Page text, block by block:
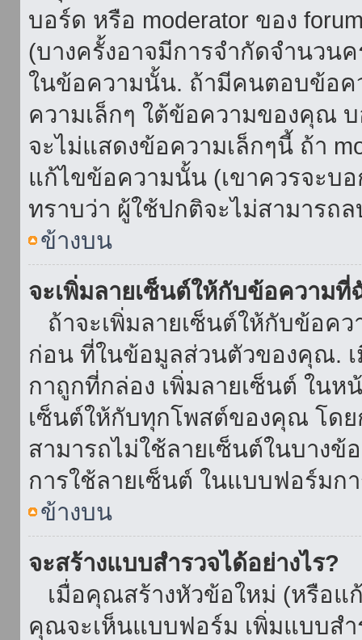
บอร์ด หรือ moderator ของ
(บางครั้งอาจมีการจำกัดจำนวน
ในข้อความนั้น. ถ้ามีคนตอบข้อ
ความเล็กๆ ใต้ข้อความของคุณ
จะไม่แสดงข้อความเล็กๆนี้ ถ้า
แก้ไขข้อความนั้น (เขาควรจะบ
ทราบว่า ผู้ใช้ปกติจะไม่สามารถ
ข้างบน
จะเพิ่มลายเซ็นต์ให้กับข้อความที่
ถ้าจะเพิ่มลายเซ็นต์ให้กับข้อค
ก่อน ที่ในข้อมูลส่วนตัวของคุณ.
กาถูกที่กล่อง เพิ่มลายเซ็นต์ ใน
เซ็นต์ให้กับทุกโพสต์ของคุณ โด
สามารถไม่ใช้ลายเซ็นต์ในบางข้
การใช้ลายเซ็นต์ ในแบบฟอร์มก
ข้างบน
จะสร้างแบบสำรวจได้อย่างไร?
เมื่อคุณสร้างหัวข้อใหม่ (หรือ
คุณจะเห็นแบบฟอร์ม เพิ่มแบบส